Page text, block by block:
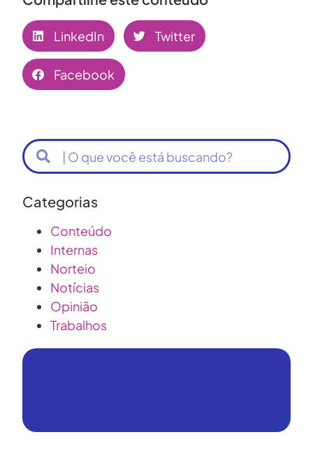
LinkedIn Twitter
Facebook
Categorias
Conteúdo
Internas
Norteio
Notícias
Opinião
Trabalhos